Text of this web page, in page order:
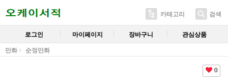
카테고리 검색
로그인 마이페이지 장바구니 관심상품
만화 순정만화
0